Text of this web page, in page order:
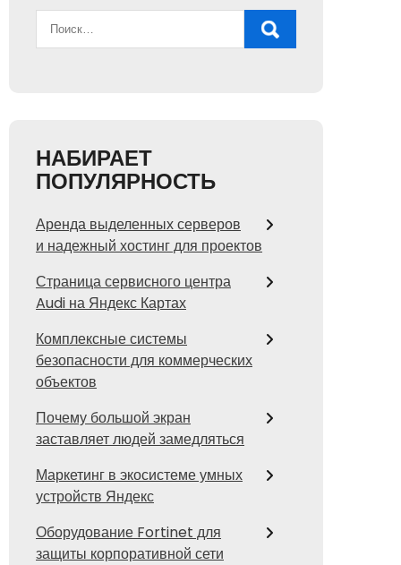
НАБИРАЕТ
ПОПУЛЯРНОСТЬ
Аренда выделенных серверов
и надежный хостинг для проектов
Страница сервисного центра
Audi на Яндекс Картах
Комплексные системы
безопасности для коммерческих
объектов
Почему большой экран
заставляет людей замедляться
Маркетинг в экосистеме умных
устройств Яндекс
Оборудование Fortinet для
защиты корпоративной сети